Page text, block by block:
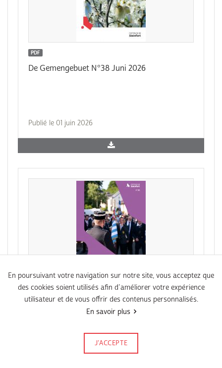
Signalez-le
PDF
De Gemengebuet N°38 Juni 2026
Publié le 01 juin 2026
PDF
Agenda N°86 Juni 2026
En poursuivant votre navigation sur notre site, vous acceptez que
des cookies soient utilisés afin d’améliorer votre expérience
utilisateur et de vous offrir des contenus personnalisés.
En savoir plus
J’ACCEPTE